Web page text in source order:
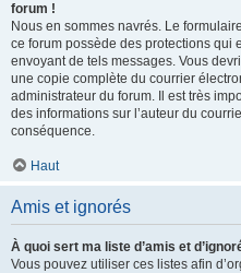
forum !
Nous en sommes navrés. Le
ce forum possède des protections qui
envoyant de tels messages. Vous
une copie complète du courrier
administrateur du forum. Il est très
des informations sur l’auteur du
conséquence.
Haut
Amis et ignorés
À quoi sert ma liste d’amis et
Vous pouvez utiliser ces listes afin